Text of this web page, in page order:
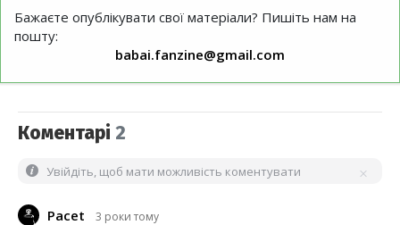
Бажаєте опублікувати свої матеріали? Пишіть нам на
пошту:
babai.fanzine@gmail.com
Коментарі 2
Увійдіть, щоб мати можливість коментувати
Pacet 3 роки тому